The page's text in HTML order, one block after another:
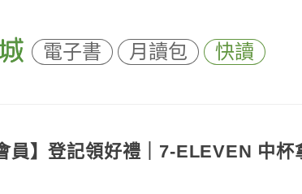
電子書 月讀包 快讀
員】登記領好禮｜7-ELEVEN 中杯